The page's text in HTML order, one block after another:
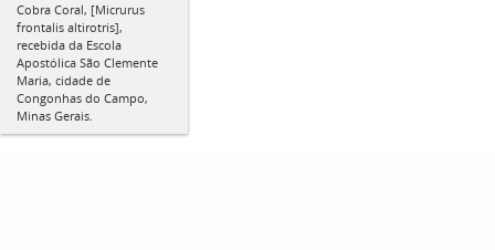
Cobra Coral, [Micrurus
frontalis altirotris],
recebida da Escola
Apostólica São Clemente
Maria, cidade de
Congonhas do Campo,
Minas Gerais.